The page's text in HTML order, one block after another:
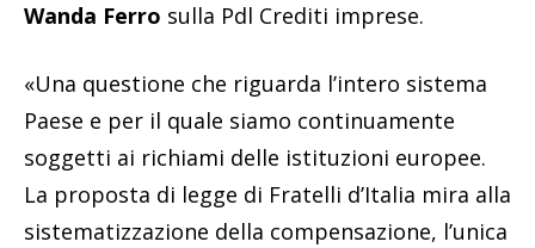
Wanda Ferro sulla Pdl Crediti imprese.
«Una questione che riguarda l’intero sistema
Paese e per il quale siamo continuamente
soggetti ai richiami delle istituzioni europee.
La proposta di legge di Fratelli d’Italia mira alla
sistematizzazione della compensazione, l’unica